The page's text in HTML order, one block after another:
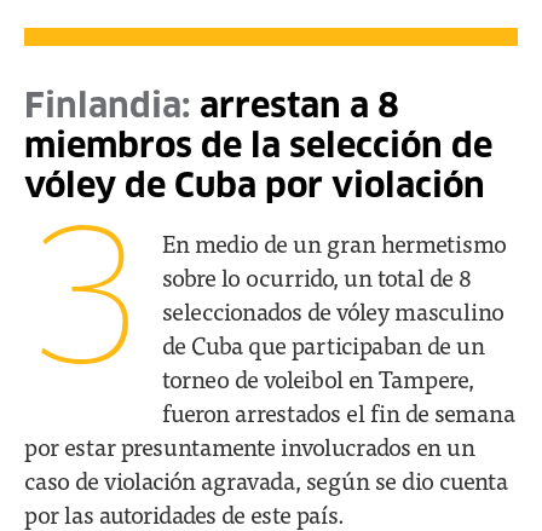
Finlandia: arrestan a 8
miembros de la selección de
vóley de Cuba por violación
3
En medio de un gran hermetismo
sobre lo ocurrido, un total de 8
seleccionados de vóley masculino
de Cuba que participaban de un
torneo de voleibol en Tampere,
fueron arrestados el fin de semana
por estar presuntamente involucrados en un
caso de violación agravada, según se dio cuenta
por las autoridades de este país.